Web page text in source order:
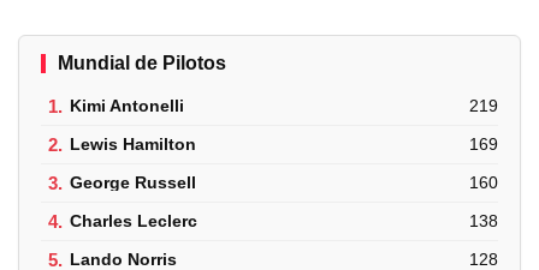
Mundial de Pilotos
1. Kimi Antonelli 219
2. Lewis Hamilton 169
3. George Russell 160
4. Charles Leclerc 138
5. Lando Norris 128